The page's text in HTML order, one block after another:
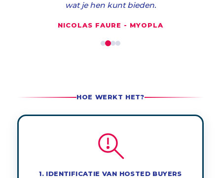
wat je hen kunt bieden.
NICOLAS FAURE - MYOPLA
HOE WERKT HET?
1. IDENTIFICATIE VAN HOSTED BUYERS